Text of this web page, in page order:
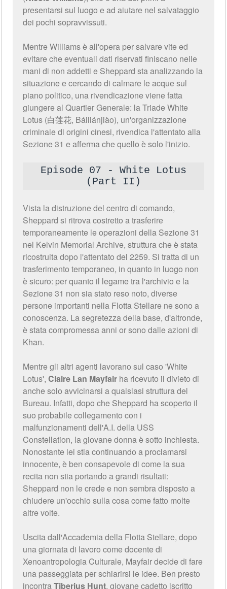
presentarsi sul luogo e ad aiutare nel salvataggio
dei pochi sopravvissuti.
Mentre Williams è all'opera per salvare vite ed
evitare che eventuali dati riservati finiscano nelle
mani di non addetti e Sheppard sta analizzando la
situazione e cercando di calmare le acque sul
piano politico, una rivendicazione viene fatta
giungere al Quartier Generale: la Triade White
Lotus (白莲花, Báiliánjiào), un'organizzazione
criminale di origini cinesi, rivendica l'attentato alla
Sezione 31 e afferma che quello è solo l'inizio.
Episode 07 - White Lotus
(Part II)
Vista la distruzione del centro di comando,
Sheppard si ritrova costretto a trasferire
temporaneamente le operazioni della Sezione 31
nel Kelvin Memorial Archive, struttura che è stata
ricostruita dopo l'attentato del 2259. Si tratta di un
trasferimento temporaneo, in quanto in luogo non
è sicuro: per quanto il legame tra l'archivio e la
Sezione 31 non sia stato reso noto, diverse
persone importanti nella Flotta Stellare ne sono a
conoscenza. La segretezza della base, d'altronde,
è stata compromessa anni or sono dalle azioni di
Khan.
Mentre gli altri agenti lavorano sul caso 'White
Lotus',Claire Lan Mayfair ha ricevuto il divieto di
anche solo avvicinarsi a qualsiasi struttura del
Bureau. Infatti, dopo che Sheppard ha scoperto il
suo probabile collegamento con i
malfunzionamenti dell'A.I. della USS
Constellation, la giovane donna è sotto inchiesta.
Nonostante lei stia continuando a proclamarsi
innocente, è ben consapevole di come la sua
recita non stia portando a grandi risultati:
Sheppard non le crede e non sembra disposto a
chiudere un'occhio sulla cosa come fatto molte
altre volte.
Uscita dall'Accademia della Flotta Stellare, dopo
una giornata di lavoro come docente di
Xenoantropologia Culturale, Mayfair decide di fare
una passeggiata per schiarirsi le idee. Ben presto
incontraTiberius Hunt, giovane cadetto iscritto